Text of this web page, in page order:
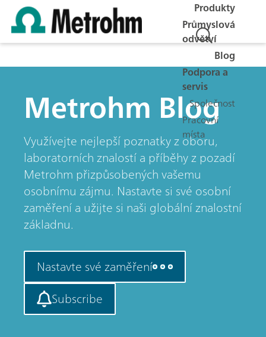
Produkty
Průmyslová
odvětví
Blog
Podpora a
servis
Společnost
Pracovní
místa
Metrohm Blog
Využívejte nejlepší poznatky z oboru,
laboratorních znalostí a příběhy z pozadí
Metrohm přizpůsobených vašemu
osobnímu zájmu. Nastavte si své osobní
zaměření a užijte si naši globální znalostní
základnu.
Nastavte své zaměření
Subscribe